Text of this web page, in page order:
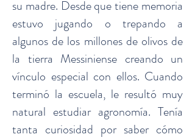
su madre. Desde que tiene memoria
estuvo jugando o trepando a
algunos de los millones de olivos de
la tierra Messiniense creando un
vínculo especial con ellos. Cuando
terminó la escuela, le resultó muy
natural estudiar agronomía. Tenía
tanta curiosidad por saber cómo